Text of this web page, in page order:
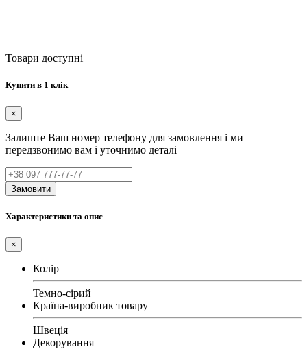
Товари доступні
Купити в 1 клік
×
Залиште Ваш номер телефону для замовлення і ми
передзвонимо вам і уточнимо деталі
Замовити
Характеристики та опис
×
Колір
Темно-сірий
Країна-виробник товару
Швеція
Декорування